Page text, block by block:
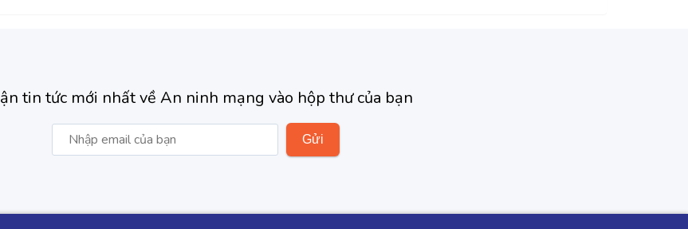
tin tức mới nhất về An ninh mạng vào hộp thư của bạn